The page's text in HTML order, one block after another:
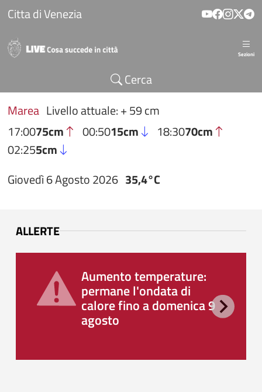
Salta al contenuto principale
Citta di Venezia
Sezioni
Cerca
Marea Livello attuale: + 59 cm
17:0075cm 00:5015cm 18:3070cm
02:255cm
Giovedì 6 Agosto 2026 35,4°C
ALLERTE
Aumento temperature:
permane l'ondata di
calore fino a domenica 9
agosto